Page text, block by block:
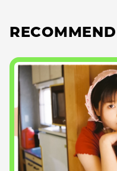
RECOMMEND